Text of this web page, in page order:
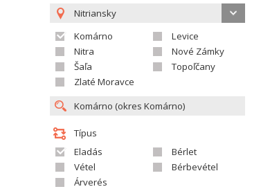
Nitriansky
Komárno
Levice
Nitra
Nové Zámky
Šaľa
Topoľčany
Zlaté Moravce
Típus
Eladás
Bérlet
Vétel
Bérbevétel
Árverés